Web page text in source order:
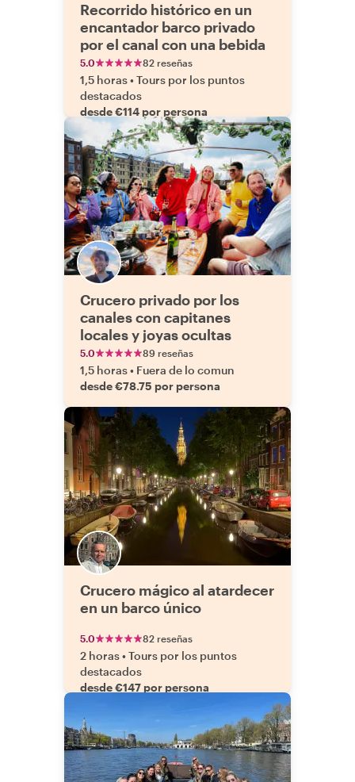
Recorrido histórico en un
encantador barco privado
por el canal con una bebida
5.0 82 reseñas
1,5 horas•Tours por los puntos
destacados
desde €114 por persona
Crucero privado por los
canales con capitanes
locales y joyas ocultas
5.0 89 reseñas
1,5 horas• Fuera de lo comun
desde €78.75 por persona
Crucero mágico al atardecer
en un barco único
5.0 82 reseñas
2 horas•Tours por los puntos
destacados
desde €147 por persona